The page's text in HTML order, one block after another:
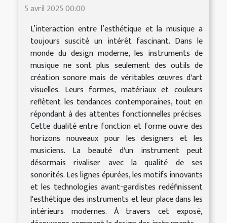
5 avril 2025 00:00
L’interaction entre l’esthétique et la musique a
toujours suscité un intérêt fascinant. Dans le
monde du design moderne, les instruments de
musique ne sont plus seulement des outils de
création sonore mais de véritables œuvres d'art
visuelles. Leurs formes, matériaux et couleurs
reflètent les tendances contemporaines, tout en
répondant à des attentes fonctionnelles précises.
Cette dualité entre fonction et forme ouvre des
horizons nouveaux pour les designers et les
musiciens. La beauté d'un instrument peut
désormais rivaliser avec la qualité de ses
sonorités. Les lignes épurées, les motifs innovants
et les technologies avant-gardistes redéfinissent
l'esthétique des instruments et leur place dans les
intérieurs modernes. À travers cet exposé,